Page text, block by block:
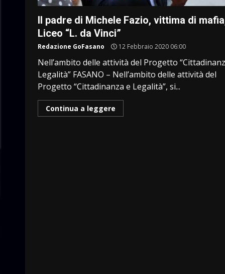
Il padre di Michele Fazio, vittima di
Liceo “L. da Vinci”
Redazione GoFasano 12 Febbraio 2020 06:00
Nell’ambito delle attività del Progetto
Legalità” FASANO – Nell’ambito delle attività del
Progetto “Cittadinanza e Legalità”, si...
Continua a leggere